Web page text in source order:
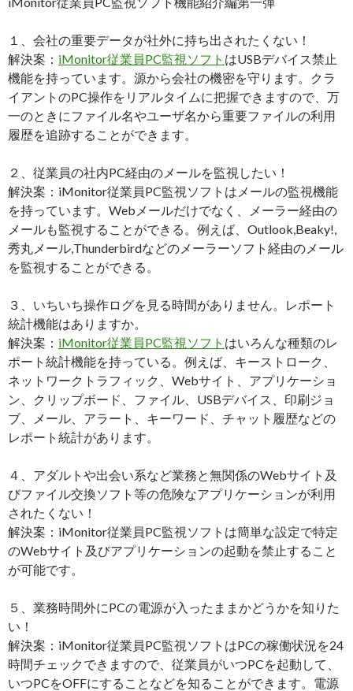
１、会社の重要データが社外に持ち出されたくない！
解決案： iMonitor従業員PC監視ソフト はUSBデバイス禁止
機能を持っています。源から会社の機密を守ります。クラ
イアントのPC操作をリアルタイムに把握できますので、万
一のときにファイル名やユーザ名から重要ファイルの利用
履歴を追跡することができます。
２、従業員の社内PC経由のメールを監視したい！
解決案：iMonitor従業員PC監視ソフトはメールの監視機能
を持っています。Webメールだけでなく、メーラー経由の
メールも監視することができる。例えば、Outlook,Beaky!,
秀丸メール,Thunderbirdなどのメーラーソフト経由のメール
を監視することができる。
３、いちいち操作ログを見る時間がありません。レポート
統計機能はありますか。
解決案： iMonitor従業員PC監視ソフト はいろんな種類のレ
ポート統計機能を持っている。例えば、キーストローク、
ネットワークトラフィック、Webサイト、アプリケーショ
ン、クリップボード、ファイル、USBデバイス、印刷ジョ
ブ、メール、アラート、キーワード、チャット履歴などの
レポート統計があります。
４、アダルトや出会い系など業務と無関係のWebサイト及
びファイル交換ソフト等の危険なアプリケーションが利用
されたくない！
解決案：iMonitor従業員PC監視ソフトは簡単な設定で特定
のWebサイト及びアプリケーションの起動を禁止すること
が可能です。
５、業務時間外にPCの電源が入ったままかどうかを知りた
い！
解決案：iMonitor従業員PC監視ソフトはPCの稼働状況を24
時間チェックできますので、従業員がいつPCを起動して、
いつPCをOFFにすることなどを知ることができます。電源